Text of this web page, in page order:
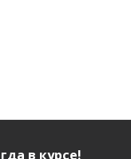
в курсе!